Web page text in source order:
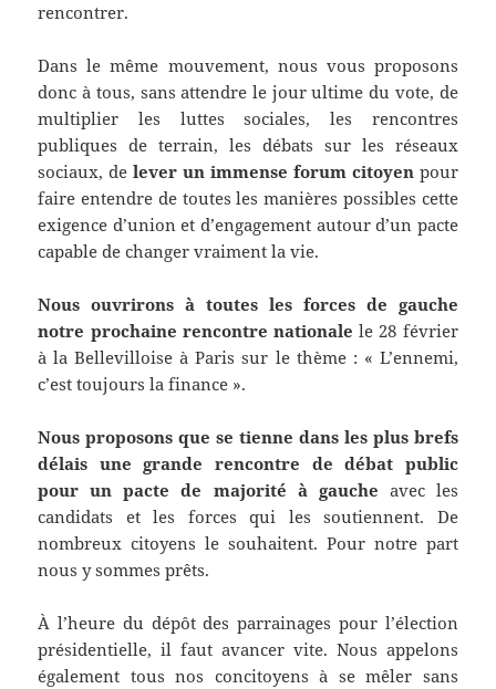
rencontrer.
Dans le même mouvement, nous vous proposons
donc à tous, sans attendre le jour ultime du vote, de
multiplier les luttes sociales, les rencontres
publiques de terrain, les débats sur les réseaux
sociaux, delever un immense forum citoyen pour
faire entendre de toutes les manières possibles cette
exigence d’union et d’engagement autour d’un pacte
capable de changer vraiment la vie.
Nous ouvrirons à toutes les forces de gauche
notre prochaine rencontre nationale le 28 février
à la Bellevilloise à Paris sur le thème : « L’ennemi,
c’est toujours la finance ».
Nous proposons que se tienne dans les plus brefs
délais une grande rencontre de débat public
pour un pacte de majorité à gauche avec les
candidats et les forces qui les soutiennent. De
nombreux citoyens le souhaitent. Pour notre part
nous y sommes prêts.
À l’heure du dépôt des parrainages pour l’élection
présidentielle, il faut avancer vite. Nous appelons
également tous nos concitoyens à se mêler sans